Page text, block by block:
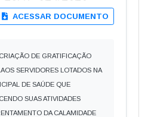
ACESSAR DOCUMENTO
DE GRATIFICAÇÃO
SERVIDORES LOTADOS NA
DE SAÚDE QUE
SUAS ATIVIDADES
DA CALAMIDADE